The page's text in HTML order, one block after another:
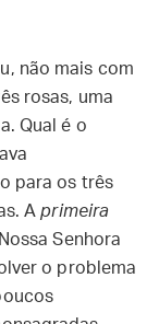
não mais com
rosas, uma
Qual é o
para os três
A primeira
Senhora
o problema